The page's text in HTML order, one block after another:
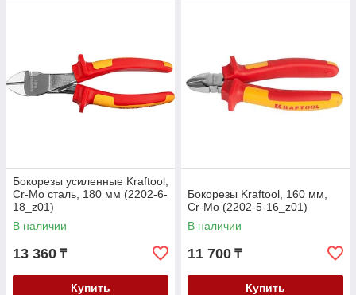
Бокорезы усиленные Kraftool,
Cr-Mo сталь, 180 мм (2202-6-
18_z01)
В наличии
13 360 ₸
Купить
Бокорезы Kraftool, 160 мм,
Cr-Mo (2202-5-16_z01)
В наличии
11 700 ₸
Купить